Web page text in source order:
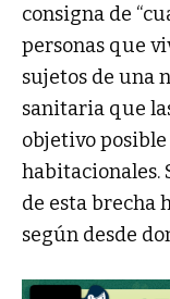
consigna de
personas que
sujetos de una
sanitaria que
objetivo
habitacionales.
de esta brecha
según desde